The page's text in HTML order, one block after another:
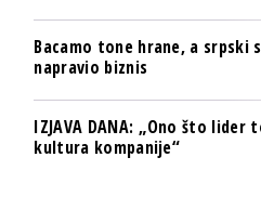
Bacamo tone hrane, a
napravio biznis
IZJAVA DANA: „Ono što
kultura kompanije“